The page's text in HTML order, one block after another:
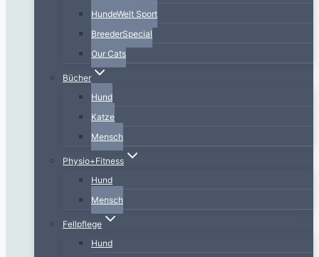
HundeWelt Sport
BreederSpecial
Our Cats
Bücher
Hund
Katze
Mensch
Physio+Fitness
Hund
Mensch
Fellpflege
Hund